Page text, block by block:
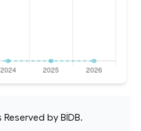
byBİDB.